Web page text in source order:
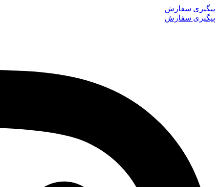
پرش
به
پیگیری سفارش
پیگیری سفارش